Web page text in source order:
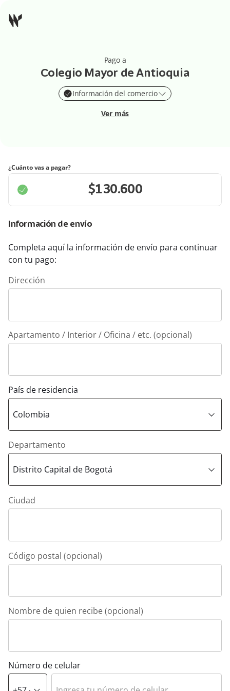
Pago a
Colegio Mayor de Antioquia
Información del comercio
Ver más
¿Cuánto vas a pagar?
Información de envío
Completa aquí la información de envío para continuar
con tu pago:
Dirección
Apartamento / Interior / Oficina / etc. (opcional)
País de residencia
Departamento
Ciudad
Código postal (opcional)
Nombre de quien recibe (opcional)
Número de celular